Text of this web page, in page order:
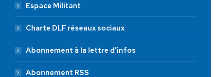
Espace Militant
Charte DLF réseaux sociaux
Abonnement à la lettre d’infos
Abonnement RSS